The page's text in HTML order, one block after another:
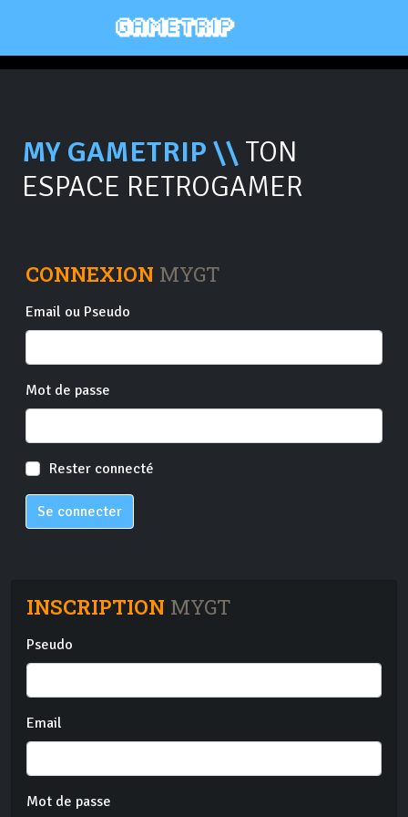
MY GAMETRIP \\ TON
ESPACE RETROGAMER
CONNEXION MYGT
Email ou Pseudo
Mot de passe
Rester connecté
Se connecter
INSCRIPTION MYGT
Pseudo
Email
Mot de passe